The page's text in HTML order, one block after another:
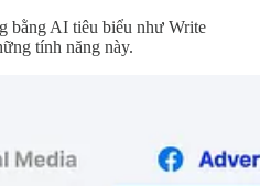
bằng AI tiêu biểu như Write
tính năng này.